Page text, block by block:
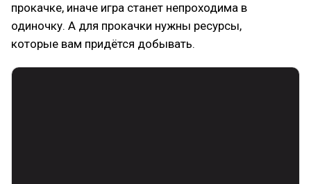
прокачке, иначе игра станет непроходима в
одиночку. А для прокачки нужны ресурсы,
которые вам придётся добывать.